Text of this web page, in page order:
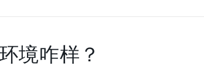
境咋样？